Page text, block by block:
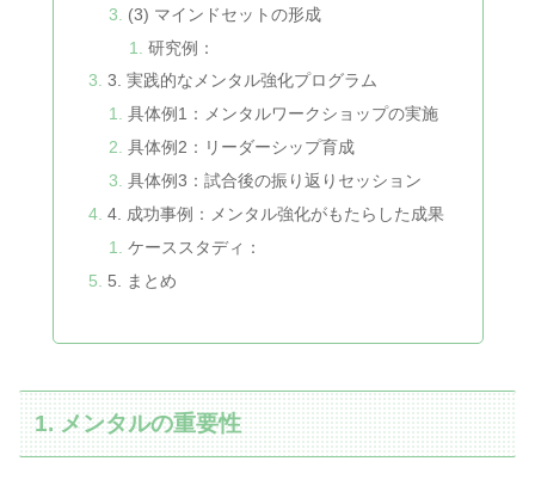
(3) マインドセットの形成
研究例：
3. 実践的なメンタル強化プログラム
具体例1：メンタルワークショップの実施
具体例2：リーダーシップ育成
具体例3：試合後の振り返りセッション
4. 成功事例：メンタル強化がもたらした成果
ケーススタディ：
5. まとめ
1. メンタルの重要性